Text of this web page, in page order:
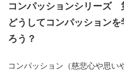
コンパッションシリーズ
どうしてコンパッション
ろう？
コンパッション（慈悲心や思い